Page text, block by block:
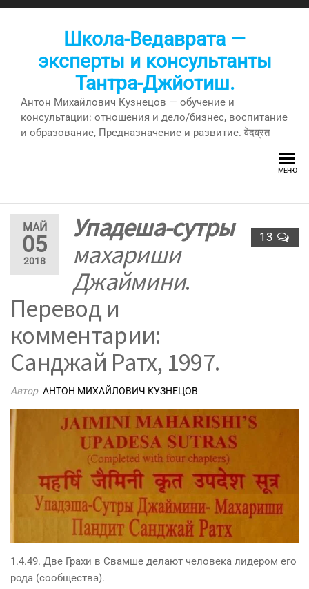
Перейти
Школа-Ведаврата —
эксперты и консультанты
Тантра-Джйотиш.
Антон Михайлович Кузнецов — обучение и
консультации: отношения и дело/бизнес, воспитание
и образование, Предназначение и развитие. वेदव्रत
МЕНЮ
МАЙ
05
2018
13
Упадеша-сутры
махариши
Джаймини.
Перевод и
комментарии:
Санджай Ратх, 1997.
Автор АНТОН МИХАЙЛОВИЧ КУЗНЕЦОВ
1.4.49. Две Грахи в Свамше делают человека лидером его
рода (сообщества).